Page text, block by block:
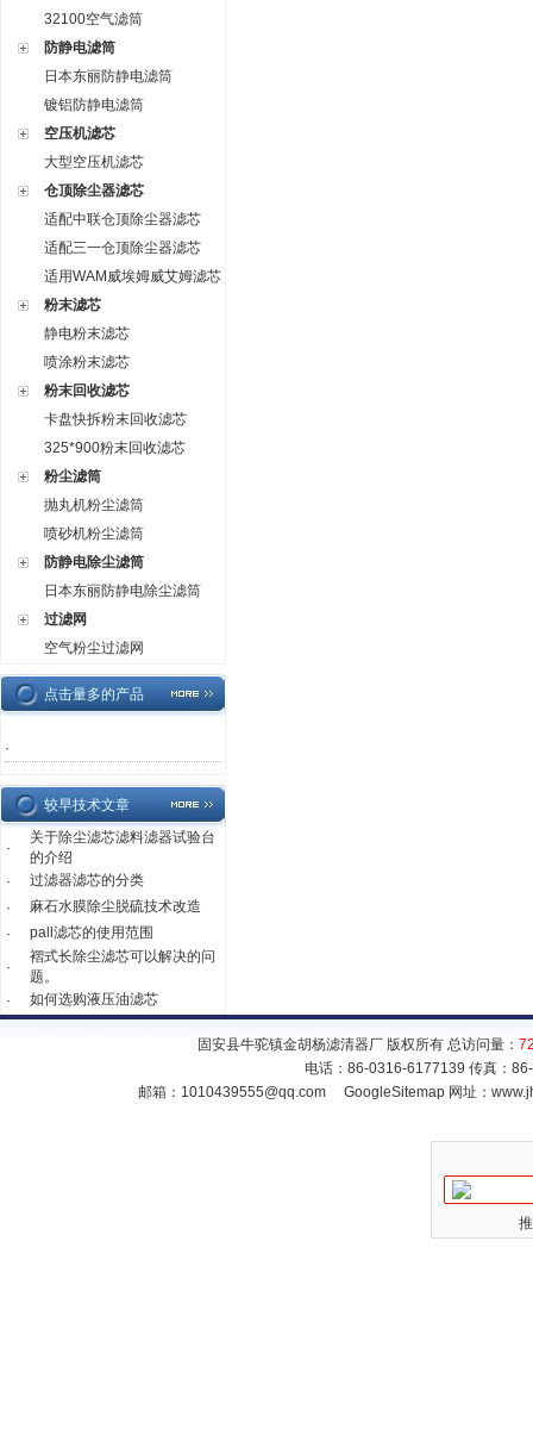
32100空气滤筒
防静电滤筒
日本东丽防静电滤筒
镀铝防静电滤筒
空压机滤芯
大型空压机滤芯
仓顶除尘器滤芯
适配中联仓顶除尘器滤芯
适配三一仓顶除尘器滤芯
适用WAM威埃姆威艾姆滤芯
粉末滤芯
静电粉末滤芯
喷涂粉末滤芯
粉末回收滤芯
卡盘快拆粉末回收滤芯
325*900粉末回收滤芯
粉尘滤筒
抛丸机粉尘滤筒
喷砂机粉尘滤筒
防静电除尘滤筒
日本东丽防静电除尘滤筒
过滤网
空气粉尘过滤网
点击量多的产品
·
较早技术文章
·
关于除尘滤芯滤料滤器试验台
的介绍
·
过滤器滤芯的分类
·
麻石水膜除尘脱硫技术改造
·
pall滤芯的使用范围
·
褶式长除尘滤芯可以解决的问
题。
·
如何选购液压油滤芯
固安县牛驼镇金胡杨滤清器厂 版权所有 总访问量：
电话：86-0316-6177139 传真：
邮箱： 1010439555@qq.com GoogleSitemap网址：